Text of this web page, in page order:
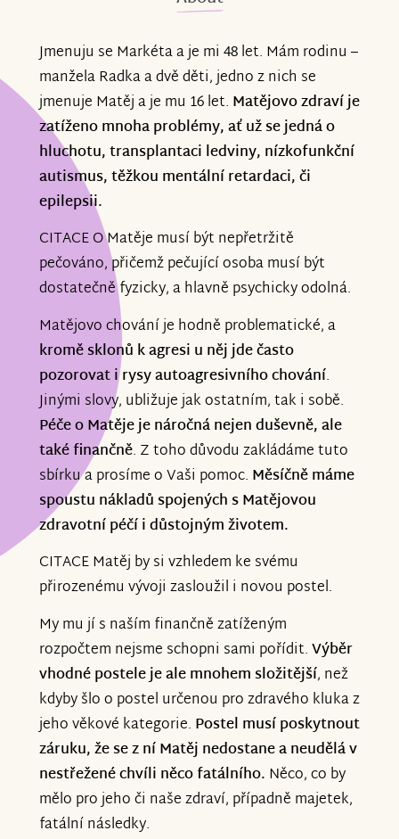
Jmenuju se Markéta a je mi 48 let. Mám rodinu –
manžela Radka a dvě děti, jedno z nich se
jmenuje Matěj a je mu 16 let. Matějovo zdraví je
zatíženo mnoha problémy, ať už se jedná o
hluchotu, transplantaci ledviny, nízkofunkční
autismus, těžkou mentální retardaci, či
epilepsii.
CITACE O Matěje musí být nepřetržitě
pečováno, přičemž pečující osoba musí být
dostatečně fyzicky, a hlavně psychicky odolná.
Matějovo chování je hodně problematické, a
kromě sklonů k agresi u něj jde často
pozorovat i rysy autoagresivního chování.
Jinými slovy, ubližuje jak ostatním, tak i sobě.
Péče o Matěje je náročná nejen duševně, ale
také finančně. Z toho důvodu zakládáme tuto
sbírku a prosíme o Vaši pomoc. Měsíčně máme
spoustu nákladů spojených s Matějovou
zdravotní péčí i důstojným životem.
CITACE Matěj by si vzhledem ke svému
přirozenému vývoji zasloužil i novou postel.
My mu jí s naším finančně zatíženým
rozpočtem nejsme schopni sami pořídit.Výběr
vhodné postele je ale mnohem složitější, než
kdyby šlo o postel určenou pro zdravého kluka z
jeho věkové kategorie. Postel musí poskytnout
záruku, že se z ní Matěj nedostane a neuděláv
nestřežené chvíli něco fatálního. Něco, co by
mělo pro jeho či naše zdraví, případně majetek,
fatální následky.